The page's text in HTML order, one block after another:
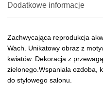
Dodatkowe informacje
Zachwycająca reprodukcja
Wach. Unikatowy obraz z
kwiatów. Dekoracja z
zielonego.Wspaniała ozdoba,
do stylowego salonu.